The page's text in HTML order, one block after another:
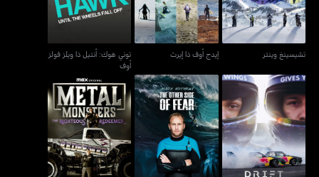
تشيسينغ وينتر إيدج أوف ذا إيرث
توني هوك: أنتيل ذا ويلز فولز
أوف
دريفت براذرز ذي أوذر سايد أوف فير
ميتال مونسترز: ذا رايتشس
ريديمر